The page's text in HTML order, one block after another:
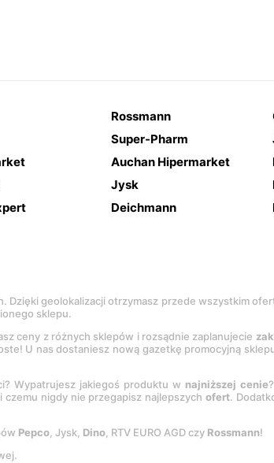
Rossmann
Super-Pharm
Auchan Hipermarket
Jysk
Deichmann
Dzięki geolokalizacji otrzymasz przede wszystkim
sklepu.
ceny z różnych sklepów i rozsądnie zaplanujecie
U nas dostaniesz nową gazetkę promocyjną
Wypatrujesz jakiegoś produktu w najniższej cenie
czemu nigdy nie przegapisz najlepszychofert.
Pepco, Jysk, Dino, RTV EURO AGD czy Rossmann!